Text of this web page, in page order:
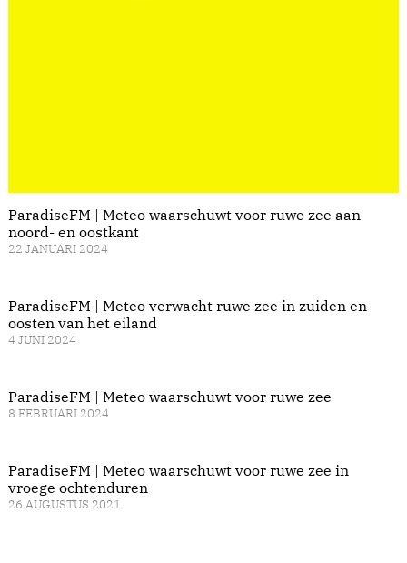
ParadiseFM | Meteo waarschuwt voor ruwe zee aan
noord- en oostkant
22 JANUARI 2024
ParadiseFM | Meteo verwacht ruwe zee in zuiden en
oosten van het eiland
4 JUNI 2024
ParadiseFM | Meteo waarschuwt voor ruwe zee
8 FEBRUARI 2024
ParadiseFM | Meteo waarschuwt voor ruwe zee in
vroege ochtenduren
26 AUGUSTUS 2021